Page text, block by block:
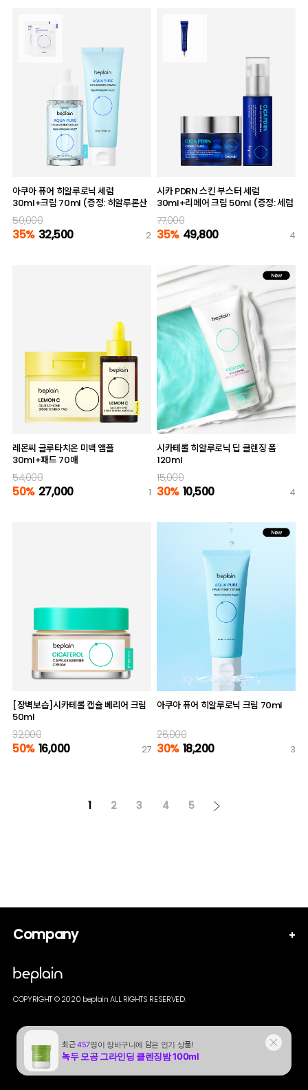
아쿠아 퓨어 히알루로닉 세럼
30ml+크림 70ml (증정: 히알루론산
마스크 2매)
50,000
35% 32,500 2
시카 PDRN 스킨 부스터 세럼
30ml+리페어 크림 50ml (증정: 세럼
10ml)
77,000
35% 49,800 4
레몬씨 글루타치온 미백 앰플
30ml+패드 70매
54,000
50% 27,000 1
시카테롤 히알루로닉 딥 클렌징 폼
120ml
15,000
30% 10,500 4
[장벽보습]시카테롤 캡슐 베리어 크림
50ml
32,000
50% 16,000 27
아쿠아 퓨어 히알루로닉 크림 70ml
26,000
30% 18,200 3
1 2 3 4 5
Company
COPYRIGHT © 2020 beplain ALL RIGHTS RESERVED.